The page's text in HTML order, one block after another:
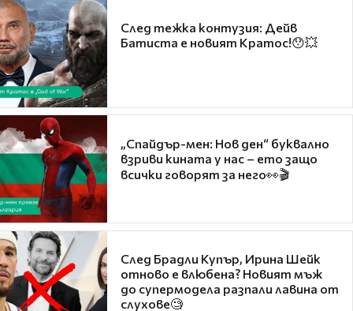
След тежка контузия: Дейв
Батиста е новият Кратос!😯💥
„Спайдър-мен: Нов ден“ буквално
взриви кината у нас – ето защо
всички говорят за него👀🎬
След Брадли Купър, Ирина Шейк
отново е влюбена? Новият мъж
до супермодела разпали лавина от
слухове🧐